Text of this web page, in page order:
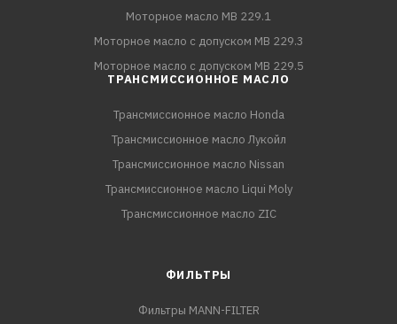
Моторное масло MB 229.1
Моторное масло с допуском MB 229.3
Моторное масло с допуском MB 229.5
ТРАНСМИССИОННОЕ МАСЛО
Трансмиссионное масло Honda
Трансмиссионное масло Лукойл
Трансмиссионное масло Nissan
Трансмиссионное масло Liqui Moly
Трансмиссионное масло ZIC
ФИЛЬТРЫ
Фильтры MANN-FILTER